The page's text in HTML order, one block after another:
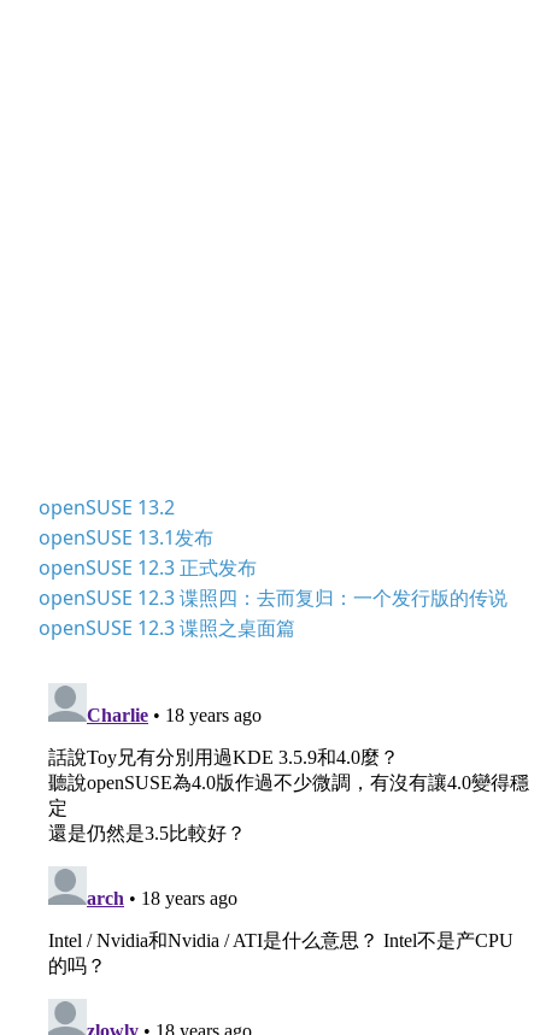
openSUSE 13.2
openSUSE 13.1发布
openSUSE 12.3 正式发布
openSUSE 12.3 谍照四：去而复归：一个发行版的传说
openSUSE 12.3 谍照之桌面篇